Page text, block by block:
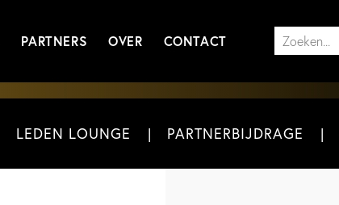
PARTNERS OVER CONTACT
LEDEN LOUNGE PARTNERBIJDRAGE